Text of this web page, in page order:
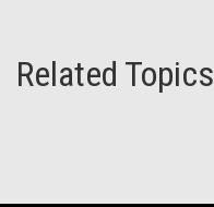
Related Topics